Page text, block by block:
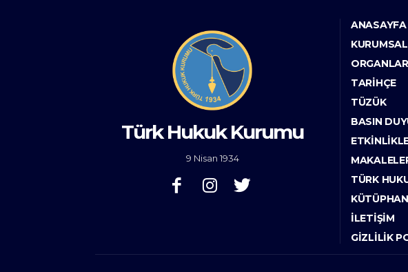
Türk Hukuk Kurumu
9 Nisan 1934
ANASAYFA
KURUMSAL
ORGANLAR
TARIHÇE
TÜZÜK
BASIN
TÜRK
İLETIŞIM
GIZLILIK